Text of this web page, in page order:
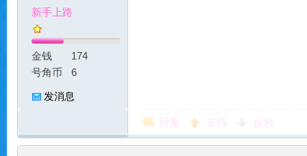
新手上路
金钱
174
号角币
6
发消息
回复 支持 反对